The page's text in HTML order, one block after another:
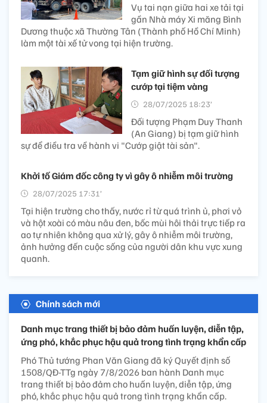
Vụ tai nạn giữa hai xe tải tại
gần Nhà máy Xi măng Bình
Dương thuộc xã Thường Tân (Thành phố Hồ Chí Minh)
làm một tài xế tử vong tại hiện trường.
Tạm giữ hình sự đối tượng
cướp tại tiệm vàng
28/07/2025 18:23’
Đối tượng Phạm Duy Thanh
(An Giang) bị tạm giữ hình
sự để điều tra về hành vi "Cướp giật tài sản".
Khởi tố Giám đốc công ty vì gây ô nhiễm môi trường
28/07/2025 17:31’
Tại hiện trường cho thấy, nước rỉ từ quá trình ủ, phơi vỏ
và hột xoài có màu nâu đen, bốc mùi hôi thải trực tiếp ra
ao tự nhiên không qua xử lý, gây ô nhiễm môi trường,
ảnh hưởng đến cuộc sống của người dân khu vực xung
quanh.
Chính sách mới
Danh mục trang thiết bị bảo đảm huấn luyện, diễn tập,
ứng phó, khắc phục hậu quả trong tình trạng khẩn cấp
Phó Thủ tướng Phan Văn Giang đã ký Quyết định số
1508/QĐ-TTg ngày 7/8/2026 ban hành Danh mục
trang thiết bị bảo đảm cho huấn luyện, diễn tập, ứng
phó, khắc phục hậu quả trong tình trạng khẩn cấp.